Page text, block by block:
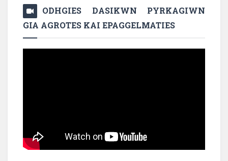
ODHGIES DASIKWN PYRKAGIWN
GIA AGROTES KAI EPAGGELMATIES